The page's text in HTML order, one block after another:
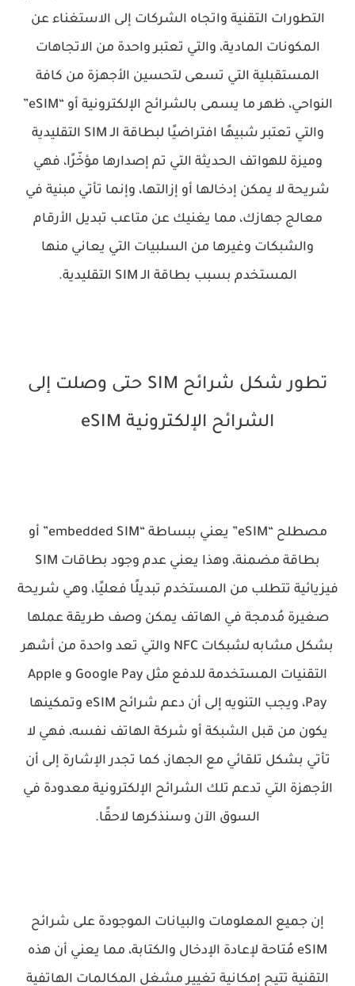
التطورات التقنية واتجاه الشركات إلى الاستغناء عن
المكونات المادية، والتي تعتبر واحدة من الاتجاهات
المستقبلية التي تسعى لتحسين الأجهزة من كافة
النواحي، ظهر ما يسمى بالشرائح الإلكترونية أو “eSIM”
والتي تعتبر شبيهًا افتراضيًا لبطاقة الـ SIM التقليدية
وميزة للهواتف الحديثة التي تم إصدارها مؤخّرًا، فهي
شريحة لا يمكن إدخالها أو إزالتها، وإنما تأتي مبنية في
معالج جهازك، مما يغنيك عن متاعب تبديل الأرقام
والشبكات وغيرها من السلبيات التي يعاني منها
المستخدم بسبب بطاقة الـ SIM التقليدية.
تطور شكل شرائح SIM حتى وصلت إلى
الشرائح الإلكترونية eSIM
مصطلح “eSIM” يعني ببساطة “embedded SIM” أو
بطاقة مضمنة، وهذا يعني عدم وجود بطاقات SIM
فيزيائية تتطلب من المستخدم تبديلًا فعليًا، وهي شريحة
صغيرة مُدمجة في الهاتف يمكن وصف طريقة عملها
بشكل مشابه لشبكات NFC والتي تعد واحدة من أشهر
التقنيات المستخدمة للدفع مثل Google Pay و Apple
Pay، ويجب التنويه إلى أن دعم شرائح eSIM وتمكينها
يكون من قبل الشبكة أو شركة الهاتف نفسه، فهي لا
تأتي بشكل تلقائي مع الجهاز، كما تجدر الإشارة إلى أن
الأجهزة التي تدعم تلك الشرائح الإلكترونية معدودة في
السوق الآن وسنذكرها لاحقًا.
إن جميع المعلومات والبيانات الموجودة على شرائح
eSIM مُتاحة لإعادة الإدخال والكتابة، مما يعني أن هذه
التقنية تتيح إمكانية تغيير مشغل المكالمات الهاتفية